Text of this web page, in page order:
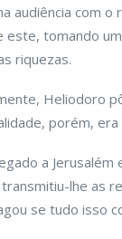
audiência com
este, tomando
riquezas.
Heliodoro
porém,
a
lhe as
se tudo isso